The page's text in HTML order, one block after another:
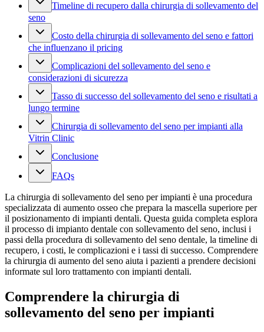
Timeline di recupero dalla chirurgia di sollevamento del
seno
Costo della chirurgia di sollevamento del seno e fattori
che influenzano il pricing
Complicazioni del sollevamento del seno e
considerazioni di sicurezza
Tasso di successo del sollevamento del seno e risultati a
lungo termine
Chirurgia di sollevamento del seno per impianti alla
Vitrin Clinic
Conclusione
FAQs
La chirurgia di sollevamento del seno per impianti è una procedura
specializzata di aumento osseo che prepara la mascella superiore per
il posizionamento di impianti dentali. Questa guida completa esplora
il processo di impianto dentale con sollevamento del seno, inclusi i
passi della procedura di sollevamento del seno dentale, la timeline di
recupero, i costi, le complicazioni e i tassi di successo. Comprendere
la chirurgia di aumento del seno aiuta i pazienti a prendere decisioni
informate sul loro trattamento con impianti dentali.
Comprendere la chirurgia di
sollevamento del seno per impianti